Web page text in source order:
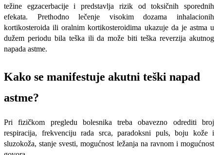
težine egza­cerbacije i predstavlja rizik od toksičnih sporednih
efekata. Prethodno lečenje viso­kim dozama inhalacionih
kortikosteroida ili oralnim kortikosteroidima ukazuje da je astma u
dužem periodu bi­la teška ili da može biti teška reverzija akutnog
napada astme.
Kako se manifestuje akutni teški napad
astme?
Pri fizičkom pregledu bolesnika treba obavezno odrediti broj
respiracija, frekven­ciju rada srca, paradoksni puls, boju kože i
sluzokoža, stanje svesti, mogućnost leža­nja na ravnom i mogućnost